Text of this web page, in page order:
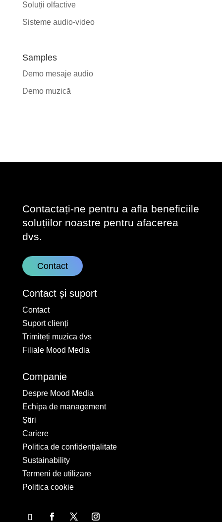
Soluții olfactive
Sisteme audio-video
Samples
Demo mesaje audio
Demo muzică
Contactați-ne pentru a afla beneficiile
soluțiilor noastre pentru afacerea
dvs.
Contact
Contact și suport
Contact
Suport clienți
Trimiteți muzica dvs
Filiale Mood Media
Companie
Despre Mood Media
Echipa de management
Știri
Cariere
Politica de confidențialitate
Sustainability
Termeni de utilizare
Politica cookie